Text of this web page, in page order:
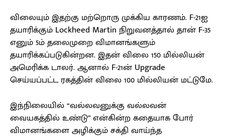
விலையும் இதற்கு மற்றொரு முக்கிய காரணம். F-21ஐ
தயாரிக்கும் Lockheed Martin நிறுவனத்தால் தான் F-35
எனும் 5ம் தலைமுறை விமானங்களும்
தயாரிக்கப்படுகின்றன. இதன் விலை 150 மில்லியன்
அமெரிக்க டாலர். ஆனால் F-21ன் Upgrade
செய்யப்பட்ட ரகத்தின் விலை 100 மில்லியன் மட்டுமே.
இந்நிலையில் “வல்லவனுக்கு வல்லவன்
வையகத்தில் உண்டு” என்கின்ற கதையாக போர்
விமானங்களை அழிக்கும் சக்தி வாய்ந்த